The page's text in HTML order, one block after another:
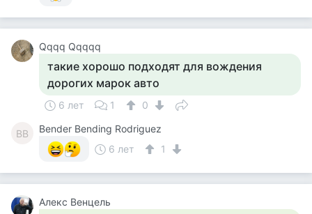
Qqqq Qqqqq
такие хорошо подходят для вождения
дорогих марок авто
6 лет 1 0
BB
Bender Bending Rodriguez
6 лет
1
Алекс Венцель